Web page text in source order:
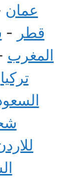
عمان
قطر -
المغرب
تركيا